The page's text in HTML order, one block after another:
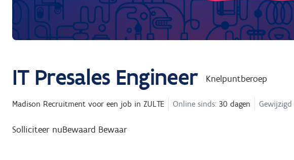
IT Presales Engineer Knelpuntberoep
Madison Recruitment voor een job in ZULTE Online sinds: 30 dagen Gewijzigd
Solliciteer nuBewaard Bewaar